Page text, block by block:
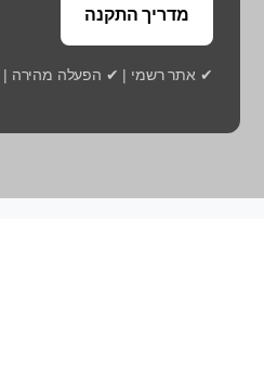
מדריך התקנה
✔ אתר רשמי | ✔ הפעלה מהירה | ✔